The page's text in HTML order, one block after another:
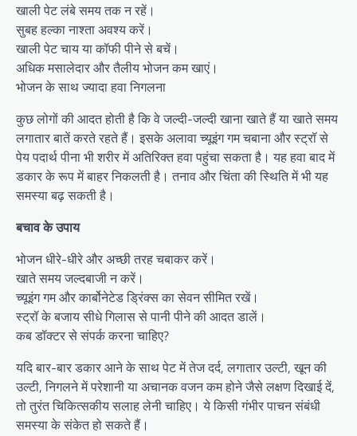
खाली पेट लंबे समय तक न रहें।
सुबह हल्का नाश्ता अवश्य करें।
खाली पेट चाय या कॉफी पीने से बचें।
अधिक मसालेदार और तैलीय भोजन कम खाएं।
भोजन के साथ ज्यादा हवा निगलना
कुछ लोगों की आदत होती है कि वे जल्दी-जल्दी खाना खाते हैं या खाते समय
लगातार बातें करते रहते हैं। इसके अलावा च्यूइंग गम चबाना और स्ट्रॉ से
पेय पदार्थ पीना भी शरीर में अतिरिक्त हवा पहुंचा सकता है। यह हवा बाद में
डकार के रूप में बाहर निकलती है। तनाव और चिंता की स्थिति में भी यह
समस्या बढ़ सकती है।
बचाव के उपाय
भोजन धीरे-धीरे और अच्छी तरह चबाकर करें।
खाते समय जल्दबाजी न करें।
च्यूइंग गम और कार्बोनेटेड ड्रिंक्स का सेवन सीमित रखें।
स्ट्रॉ के बजाय सीधे गिलास से पानी पीने की आदत डालें।
कब डॉक्टर से संपर्क करना चाहिए?
यदि बार-बार डकार आने के साथ पेट में तेज दर्द, लगातार उल्टी, खून की
उल्टी, निगलने में परेशानी या अचानक वजन कम होने जैसे लक्षण दिखाई दें,
तो तुरंत चिकित्सकीय सलाह लेनी चाहिए। ये किसी गंभीर पाचन संबंधी
समस्या के संकेत हो सकते हैं।